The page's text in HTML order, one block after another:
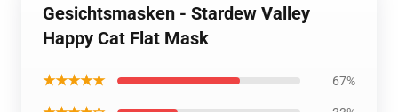
Gesichtsmasken - Stardew Valley
Happy Cat Flat Mask
★★★★★ 67%